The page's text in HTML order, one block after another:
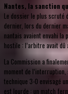
Nantes, la sanction
Le dossier le plus scruté
dernier, lors du dernier
nantais avaient envahi la
hostile : l’arbitre avait
La Commission a
moment de
technique 3-0 envisagé
est lourde : un match